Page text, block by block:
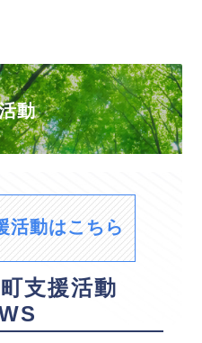
動
活動はこちら
支援活動